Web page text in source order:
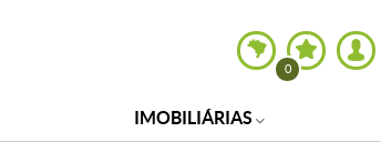
0
IMOBILIÁRIAS